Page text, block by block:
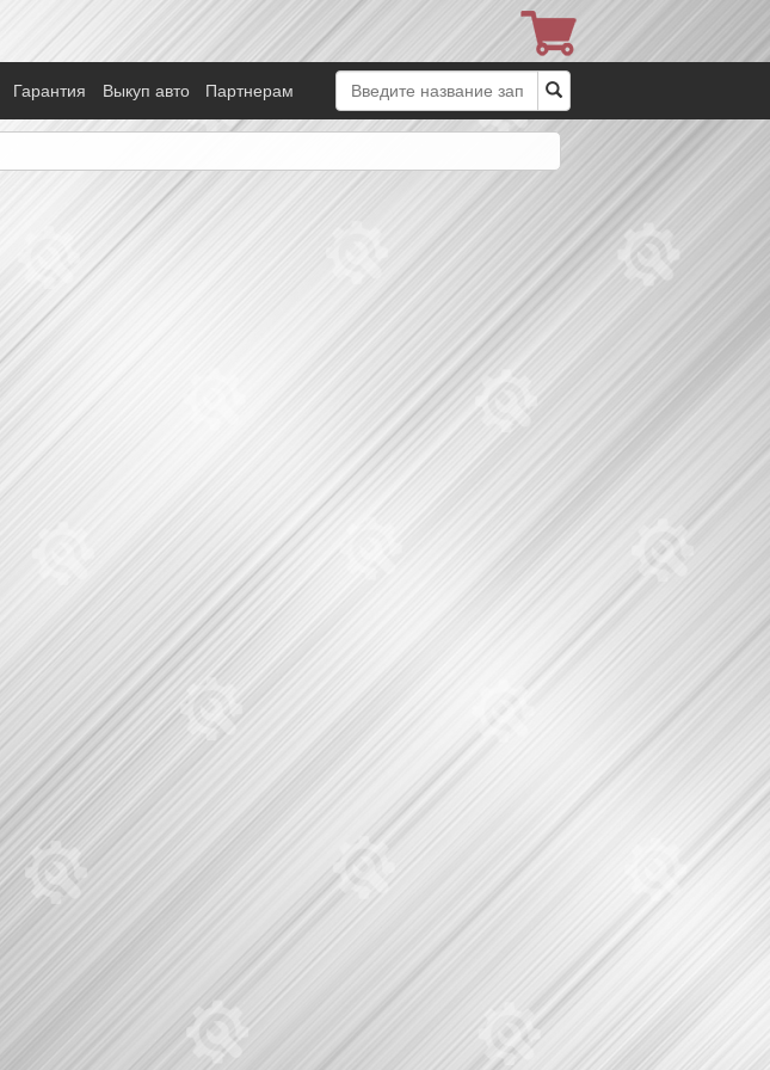
Гарантия Выкуп авто Партнерам